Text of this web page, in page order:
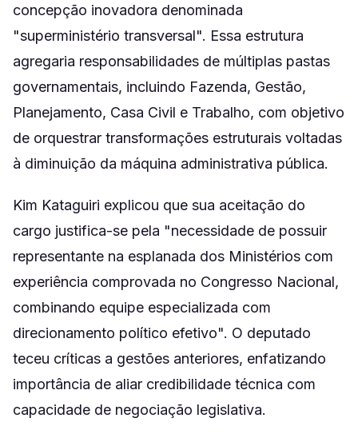
concepção inovadora denominada
"superministério transversal". Essa estrutura
agregaria responsabilidades de múltiplas pastas
governamentais, incluindo Fazenda, Gestão,
Planejamento, Casa Civil e Trabalho, com objetivo
de orquestrar transformações estruturais voltadas
à diminuição da máquina administrativa pública.
Kim Kataguiri explicou que sua aceitação do
cargo justifica-se pela "necessidade de possuir
representante na esplanada dos Ministérios com
experiência comprovada no Congresso Nacional,
combinando equipe especializada com
direcionamento político efetivo". O deputado
teceu críticas a gestões anteriores, enfatizando
importância de aliar credibilidade técnica com
capacidade de negociação legislativa.